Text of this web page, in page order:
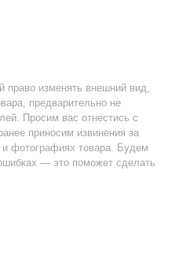
право изменять внешний вид,
предварительно не
Просим вас отнестись с
приносим извинения за
и фотографиях товара. Будем
— это поможет сделать